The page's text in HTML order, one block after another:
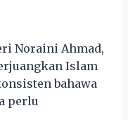
Noraini Ahmad,
Islam
bahawa
perlu